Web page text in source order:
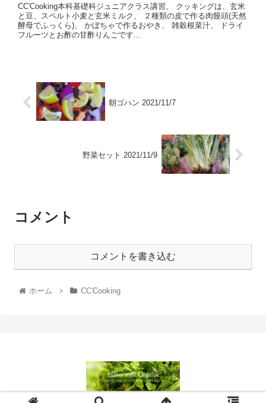
CC'Cooking本科基礎科ジュニアクラス講習、 クッキングは、玄米
と豆、スペルト小麦と玄米ミルク、 ２種類の皮で作る肉饅頭(天然
酵母でふっくら)、 かぼちゃで作るおやき、 雑穀根菜汁、 ドライ
フルーツとお酢の甘酢りんごです...
朝ゴハン 2021/11/7
野菜セット 2021/11/9
コメント
コメントを書き込む
ホーム CC'Cooking